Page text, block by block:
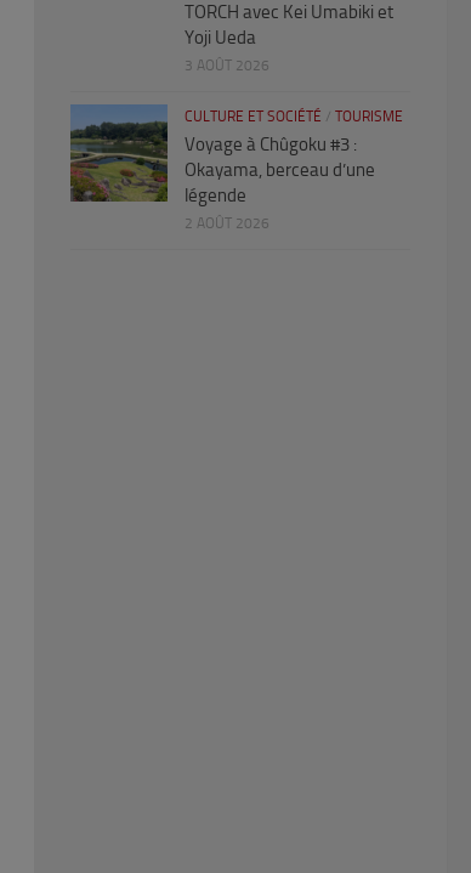
TORCH avec Kei Umabiki et
Yoji Ueda
3 AOÛT 2026
CULTURE ET SOCIÉTÉ / TOURISME
Voyage à Chûgoku #3 :
Okayama, berceau d’une
légende
2 AOÛT 2026